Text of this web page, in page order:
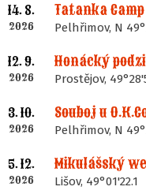
14. 8.
2026 Pelhřimov, N
12. 9.
2026
Honácký
Prostějov,
3. 10.
2026
Souboj u
Pelhřimov, N
5. 12.
2026
Mikulášský
Lišov, 49°01'22.1